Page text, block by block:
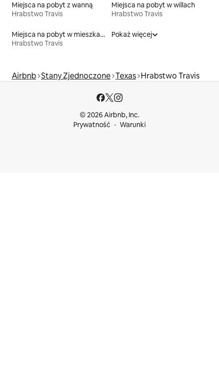
Miejsca na pobyt z wanną
Hrabstwo Travis
Miejsca na pobyt w willach
Hrabstwo Travis
Miejsca na pobyt w mieszkaniach
Hrabstwo Travis
Pokaż więcej
Airbnb Stany Zjednoczone Texas Hrabstwo Travis
© 2026 Airbnb, Inc.
Prywatność
Warunki